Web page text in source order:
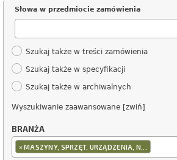
Słowa w przedmiocie zamówienia
Szukaj także w treści zamówienia
Szukaj także w specyfikacji
Szukaj także w archiwalnych
Wyszukiwanie zaawansowane [zwiń]
BRANŻA
×MASZYNY, SPRZĘT, URZĄDZENIA, N...